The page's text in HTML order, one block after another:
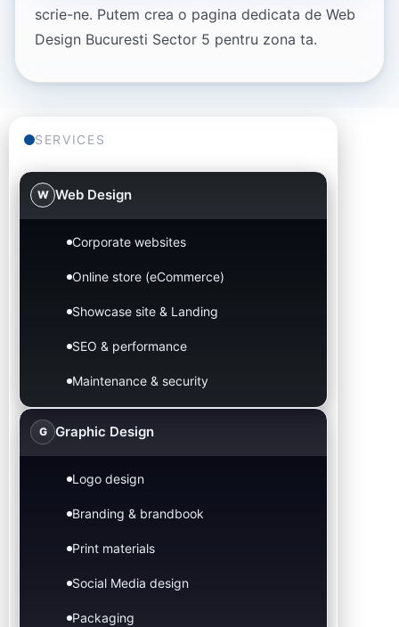
scrie-ne. Putem crea o pagina dedicata de Web
Design Bucuresti Sector 5 pentru zona ta.
SERVICES
W Web Design
Corporate websites
Online store (eCommerce)
Showcase site & Landing
SEO & performance
Maintenance & security
G Graphic Design
Logo design
Branding & brandbook
Print materials
Social Media design
Packaging